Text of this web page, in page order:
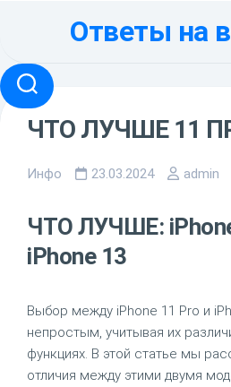
Ответы на
ЧТО ЛУЧШЕ 11
Инфо 23.03.2024 admin
ЧТО ЛУЧШЕ:
iPhone 13
Выбор между iPhone 11 Pro и
непростым, учитывая их
функциях. В этой статье мы
отличия между этими двумя